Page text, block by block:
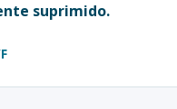
suprimido.